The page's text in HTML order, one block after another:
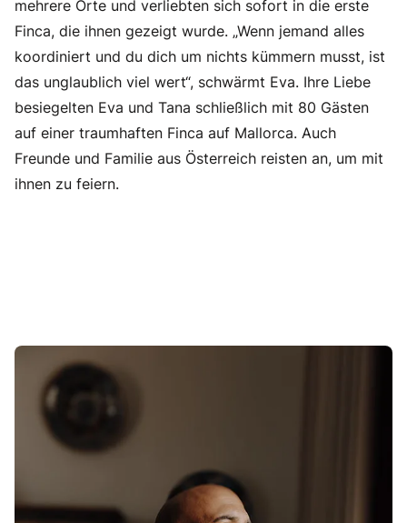
mehrere Orte und verliebten sich sofort in die erste
Finca, die ihnen gezeigt wurde. „Wenn jemand alles
koordiniert und du dich um nichts kümmern musst, ist
das unglaublich viel wert“, schwärmt Eva. Ihre Liebe
besiegelten Eva und Tana schließlich mit 80 Gästen
auf einer traumhaften Finca auf Mallorca. Auch
Freunde und Familie aus Österreich reisten an, um mit
ihnen zu feiern.